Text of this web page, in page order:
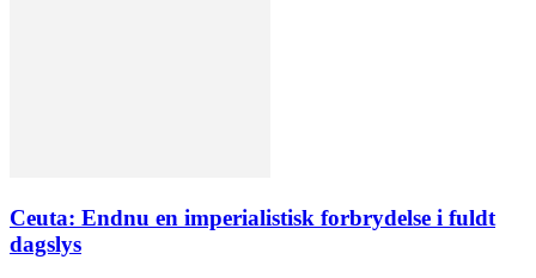
Ceuta: Endnu en imperialistisk forbrydelse i fuldt
dagslys